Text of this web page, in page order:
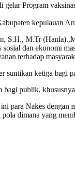
Program
kepulauan
M.Tr
dan ekonomi
terhadap
ketiga bagi
publik,
para Nakes
dimana yang